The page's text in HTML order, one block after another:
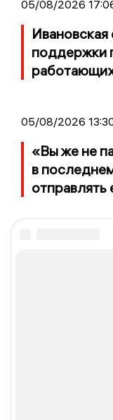
05/08/2026
поддержки
05/08/2026
«Вы же не
в
отправлять